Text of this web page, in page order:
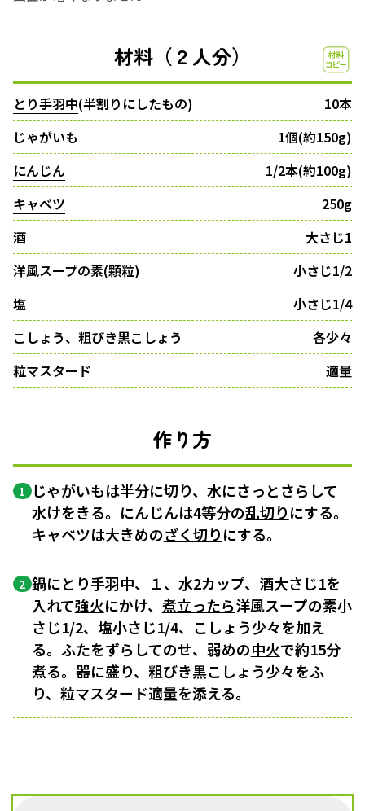
材料（２人分）
とり手羽中(半割りにしたもの)
10本
じゃがいも
1個(約150g)
にんじん
1/2本(約100g)
キャベツ
250g
酒
大さじ1
洋風スープの素(顆粒)
小さじ1/2
塩
小さじ1/4
こしょう、粗びき黒こしょう
各少々
粒マスタード
適量
作り方
1 じゃがいもは半分に切り、水にさっとさらして
水けをきる。にんじんは4等分の乱切りにする。
キャベツは大きめのざく切りにする。
2 鍋にとり手羽中、１、水2カップ、酒大さじ1を
入れて強火にかけ、 煮立ったら洋風スープの素小
さじ1/2、塩小さじ1/4、こしょう少々を加え
る。ふたをずらしてのせ、弱めの中火で約15分
煮る。器に盛り、粗びき黒こしょう少々をふ
り、粒マスタード適量を添える。